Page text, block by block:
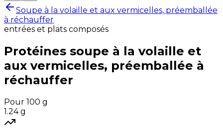
Soupe à la volaille et aux vermicelles, préemballée
à réchauffer
entrées et plats composés
Protéines soupe à la volaille et
aux vermicelles, préemballée à
réchauffer
Pour 100 g
1.24 g